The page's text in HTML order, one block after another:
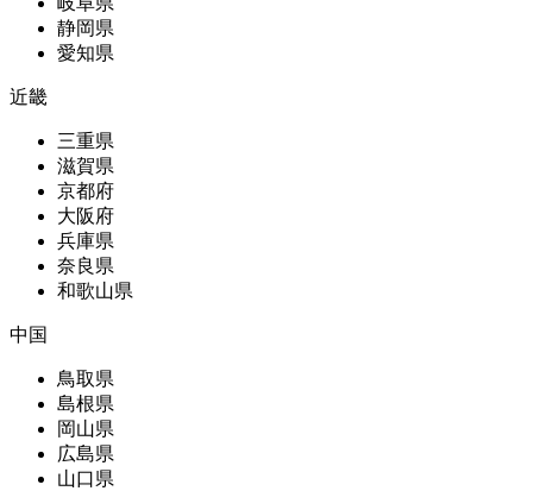
静岡県
愛知県
近畿
三重県
滋賀県
京都府
大阪府
兵庫県
奈良県
和歌山県
中国
鳥取県
島根県
岡山県
広島県
山口県